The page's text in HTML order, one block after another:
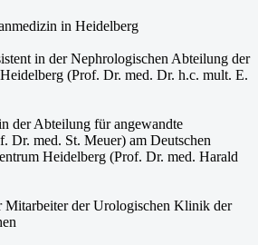
in Heidelberg
in der Nephrologischen Abteilung der
(Prof. Dr. med. Dr. h.c. mult. E.
der Abteilung für angewandte
Dr. med. St. Meuer) am Deutschen
Heidelberg (Prof. Dr. med. Harald
Mitarbeiter der Urologischen Klinik der